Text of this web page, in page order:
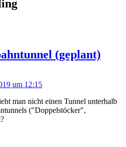
(geplant)
um 12:15
man nicht einen Tunnel unterhalb
("Doppelstöcker",